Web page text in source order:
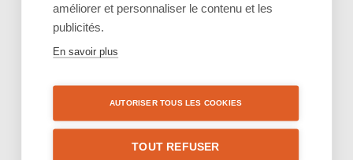
améliorer et personnaliser le contenu et les
publicités.
En savoir plus
AUTORISER TOUS LES COOKIES
TOUT REFUSER